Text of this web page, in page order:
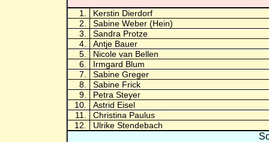
1.
Kerstin Dierdorf
2.
Sabine Weber (Hein)
3.
Sandra Protze
4.
Antje Bauer
5.
Nicole van Bellen
6.
Irmgard Blum
7.
Sabine Greger
8.
Sabine Frick
9.
Petra Steyer
10.
Astrid Eisel
11.
Christina Paulus
12.
Ulrike Stendebach